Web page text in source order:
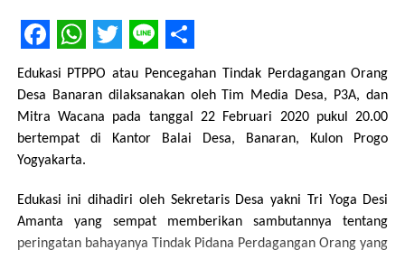
Facebook
WhatsApp
Twitter
LineShare
Edukasi PTPPO atau Pencegahan Tindak Perdagangan Orang
Desa Banaran dilaksanakan oleh Tim Media Desa, P3A, dan
Mitra Wacana pada tanggal 22 Februari 2020 pukul 20.00
bertempat di Kantor Balai Desa, Banaran, Kulon Progo
Yogyakarta.
Edukasi ini dihadiri oleh Sekretaris Desa yakni Tri Yoga Desi
Amanta yang sempat memberikan sambutannya tentang
peringatan bahayanya Tindak Pidana Perdagangan Orang yang